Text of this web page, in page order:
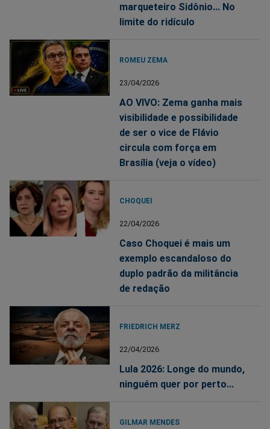
marqueteiro Sidônio... No
limite do ridículo
ROMEU ZEMA
23/04/2026
AO VIVO: Zema ganha mais
visibilidade e possibilidade
de ser o vice de Flávio
circula com força em
Brasília (veja o vídeo)
CHOQUEI
22/04/2026
Caso Choquei é mais um
exemplo escandaloso do
duplo padrão da militância
de redação
FRIEDRICH MERZ
22/04/2026
Lula 2026: Longe do mundo,
ninguém quer por perto...
GILMAR MENDES